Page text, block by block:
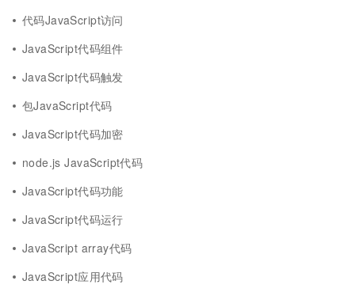
代码JavaScript访问
JavaScript代码组件
JavaScript代码触发
包JavaScript代码
JavaScript代码加密
node.js JavaScript代码
JavaScript代码功能
JavaScript代码运行
JavaScript array代码
JavaScript应用代码